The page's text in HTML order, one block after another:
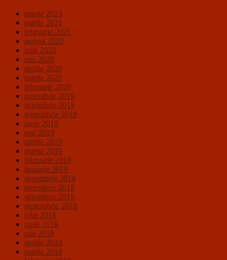
martie 2023
martie 2021
februarie 2021
august 2020
iulie 2020
mai 2020
aprilie 2020
martie 2020
februarie 2020
noiembrie 2019
octombrie 2019
septembrie 2019
iunie 2019
mai 2019
aprilie 2019
martie 2019
februarie 2019
ianuarie 2019
decembrie 2018
noiembrie 2018
octombrie 2018
septembrie 2018
iulie 2018
iunie 2018
mai 2018
aprilie 2018
martie 2018